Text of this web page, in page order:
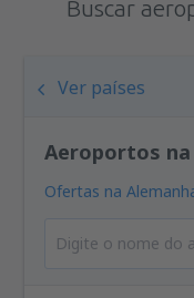
Buscar
Ver países
Aeroportos na
Ofertas na